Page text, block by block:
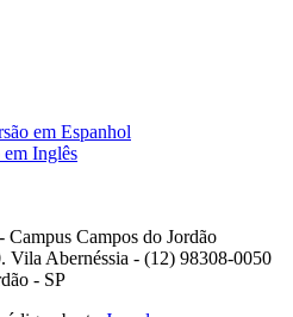
em Espanhol
Inglês
Campus Campos do Jordão
Vila Abernéssia - (12) 98308-0050
- SP